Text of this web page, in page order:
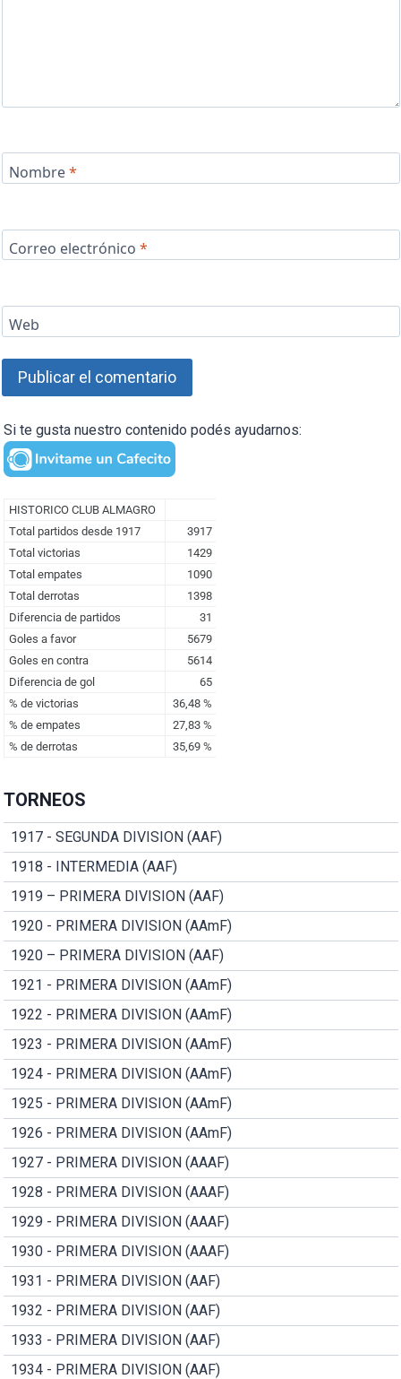
Nombre*
Correo electrónico *
Web
Si te gusta nuestro contenido podés ayudarnos:
TORNEOS
1917 - SEGUNDA DIVISION (AAF)
1918 - INTERMEDIA (AAF)
1919 – PRIMERA DIVISION (AAF)
1920 - PRIMERA DIVISION (AAmF)
1920 – PRIMERA DIVISION (AAF)
1921 - PRIMERA DIVISION (AAmF)
1922 - PRIMERA DIVISION (AAmF)
1923 - PRIMERA DIVISION (AAmF)
1924 - PRIMERA DIVISION (AAmF)
1925 - PRIMERA DIVISION (AAmF)
1926 - PRIMERA DIVISION (AAmF)
1927 - PRIMERA DIVISION (AAAF)
1928 - PRIMERA DIVISION (AAAF)
1929 - PRIMERA DIVISION (AAAF)
1930 - PRIMERA DIVISION (AAAF)
1931 - PRIMERA DIVISION (AAF)
1932 - PRIMERA DIVISION (AAF)
1933 - PRIMERA DIVISION (AAF)
1934 - PRIMERA DIVISION (AAF)